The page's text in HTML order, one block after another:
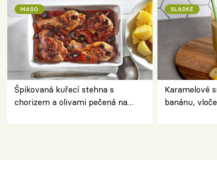
MASO
Špikovaná kuřecí stehna s
chorizem a olivami pečená na
SLADKÉ
Karamelové
banánu,